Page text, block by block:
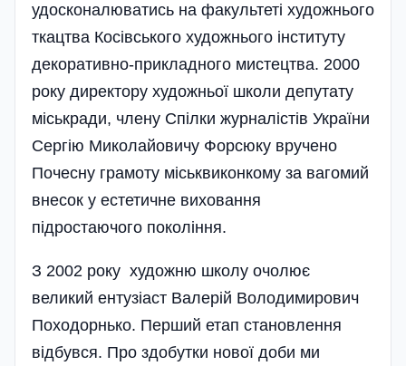
удосконалюватись на факультеті художнього
ткацтва Косівського художнього інституту
декоративно-прикладного мистецтва. 2000
року директору художньої школи депутату
міськради, члену Спілки журналістів України
Сергію Миколайовичу Форсюку вручено
Почесну грамоту міськвиконкому за вагомий
внесок у естетичне виховання
підростаючого покоління.
З 2002 року художню школу очолює
великий ентузіаст Валерій Володимирович
Походорнько. Перший етап становлення
відбувся. Про здобутки нової доби ми